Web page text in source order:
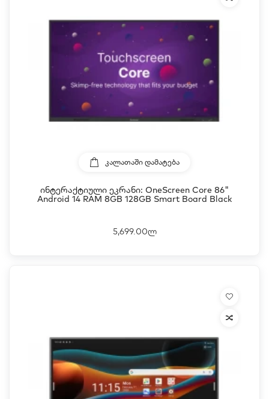
ᲙᲐᲚᲐᲗᲐᲨᲘ ᲓᲐᲛᲐᲢᲔᲑᲐ
Ინტერაქტიული Ეკრანი: OneScreen Core 86"
Android 14 RAM 8GB 128GB Smart Board Black
5,699.00ლ